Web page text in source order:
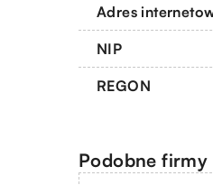
Adres
NIP
REGON
Podobne firmy